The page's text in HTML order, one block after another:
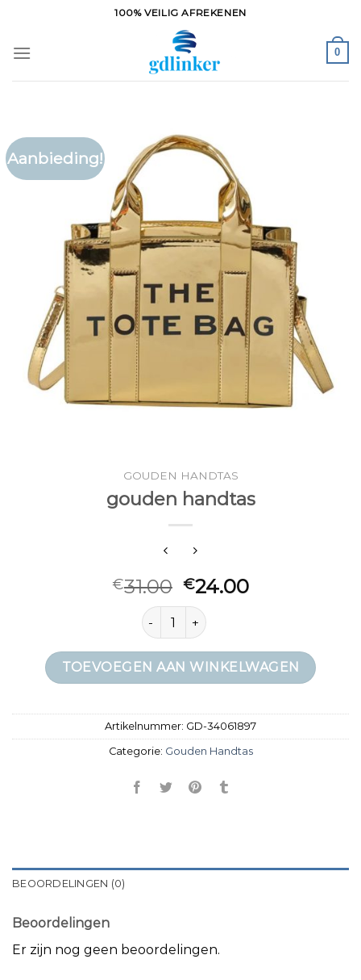
inhoud
100% VEILIG AFREKENEN
0
Aanbieding!
GOUDEN HANDTAS
gouden handtas
€31.00 €24.00
gouden handtas aantal
TOEVOEGEN AAN WINKELWAGEN
Artikelnummer: GD-34061897
Categorie: Gouden Handtas
BEOORDELINGEN (0)
Beoordelingen
Er zijn nog geen beoordelingen.